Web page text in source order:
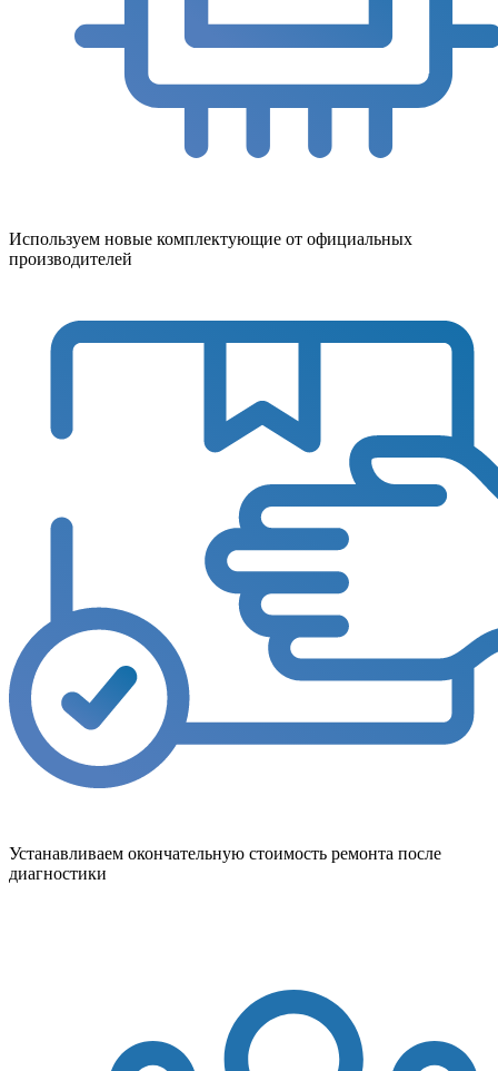
Используем новые комплектующие от официальных
производителей
Устанавливаем окончательную стоимость ремонта после
диагностики